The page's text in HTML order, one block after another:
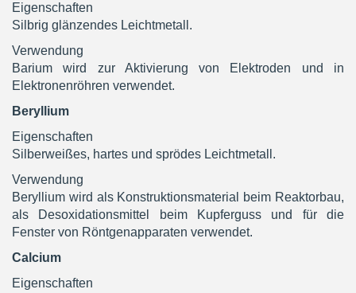
Eigenschaften
Silbrig glänzendes Leichtmetall.
Verwendung
Barium wird zur Aktivierung von Elektroden und in
Elektronenröhren verwendet.
Beryllium
Eigenschaften
Silberweißes, hartes und sprödes Leichtmetall.
Verwendung
Beryllium wird als Konstruktionsmaterial beim Reaktorbau,
als Desoxidationsmittel beim Kupferguss und für die
Fenster von Röntgenapparaten verwendet.
Calcium
Eigenschaften